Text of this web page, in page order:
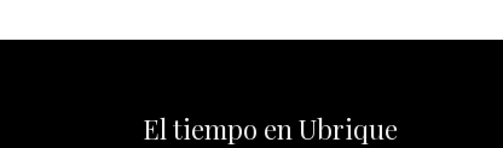
El tiempo en Ubrique